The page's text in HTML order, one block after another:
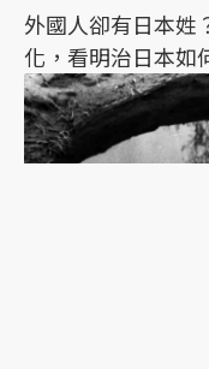
外國人卻有日本姓
化，看明治日本如